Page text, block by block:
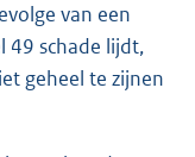
van een
49 schade lijdt,
geheel te zijnen